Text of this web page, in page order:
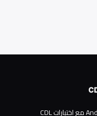
تطبيق موبايل لأجهزة iOS وAndroid مع اختبارات CDL